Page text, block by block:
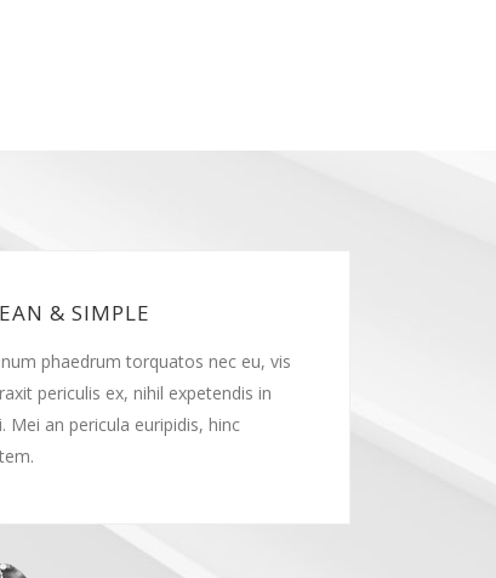
& SIMPLE
phaedrum torquatos nec eu, vis
periculis ex, nihil expetendis in
Mei an pericula euripidis, hinc